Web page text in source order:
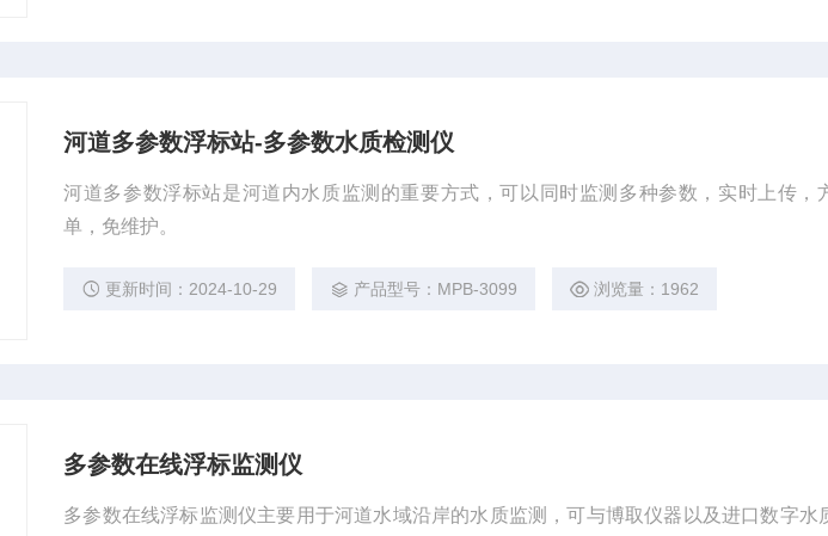
河道多参数浮标站-多参数水质检测仪
河道多参数浮标站是河道内水质监测的重要方式，可以同时监测多种参数，实时上传，
单，免维护。
更新时间：2024-10-29 产品型号：MPB-3099 浏览量：1962
多参数在线浮标监测仪
多参数在线浮标监测仪主要用于河道水域沿岸的水质监测，可与博取仪器以及进口数字水